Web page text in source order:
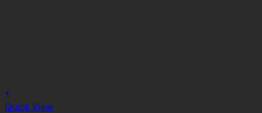
+
Quick View